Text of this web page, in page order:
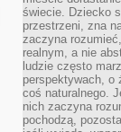
świecie. Dziecko
przestrzeni, zna
zaczyna
realnym, a nie
ludzie często
perspektywach, o
coś naturalnego.
nich zaczyna
pochodzą,